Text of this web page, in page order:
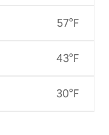
57°F
43°F
30°F